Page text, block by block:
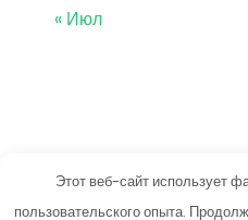
« Июл
Этот веб-сайт использует
пользовательского опыта.